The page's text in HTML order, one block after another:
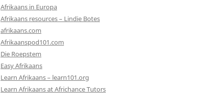
Afrikaans in Europa
Afrikaans resources – Lindie Botes
afrikaans.com
Afrikaanspod101.com
Die Roepstem
Easy Afrikaans
Learn Afrikaans – learn101.org
Learn Afrikaans at Africhance Tutors